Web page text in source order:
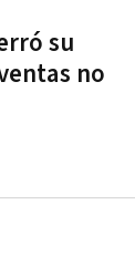
su
no